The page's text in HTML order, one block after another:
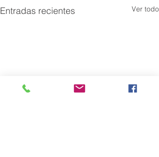
Entradas recientes Ver todo